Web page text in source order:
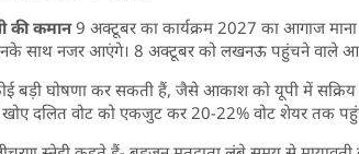
की कमान9 अक्टूबर का कार्यक्रम 2027 का आगाज
साथ नजर आएंगे। 8 अक्टूबर को लखनऊ पहुंचने वाले
कोई बड़ी घोषणा कर सकती हैं, जैसे आकाश को यूपी में
खोए दलित वोट को एकजुट कर 20-22% वोट शेयर तक